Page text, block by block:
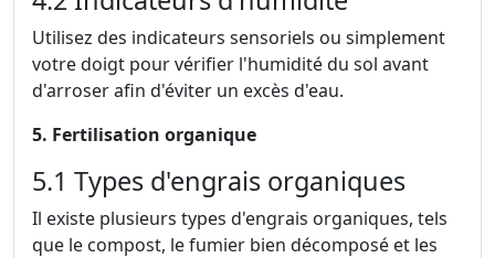
Utilisez des indicateurs sensoriels ou simplement
votre doigt pour vérifier l'humidité du sol avant
d'arroser afin d'éviter un excès d'eau.
5. Fertilisation organique
5.1 Types d'engrais organiques
Il existe plusieurs types d'engrais organiques, tels
que le compost, le fumier bien décomposé et les